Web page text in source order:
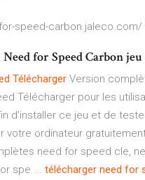
speed-carbon.jaleco.com/
for Speed Carbon
Télécharger Version
Télécharger pour les
d'installer ce jeu et de
votre ordinateur
need for speed cle,
spe ... télécharger need for